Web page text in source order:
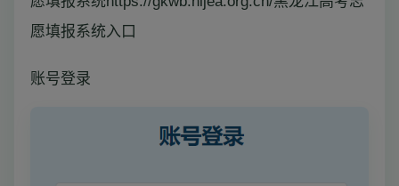
愿填报系统入口
账号登录